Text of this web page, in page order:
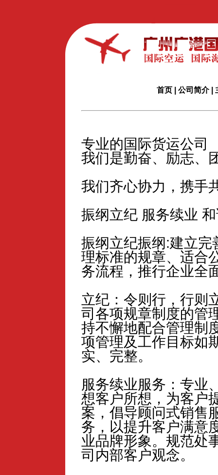
首页 公司简介|
专业的国际货运公司
我们是勤奋、励志、
我们齐心协力，携手
振纲立纪 服务续业
振纲立纪振纲:建立完
理标准的规章、适合
务流程，推行企业全
立纪：令则行，行则
司各项规章制度的管
持不懈地配合管理制
项管理及工作目标如
实、完整。
服务续业服务：专业
想客户所想，为客户
案，倡导顾问式销售
务，以提升客户满意
业品牌形象。规范处
司内部客户观念。